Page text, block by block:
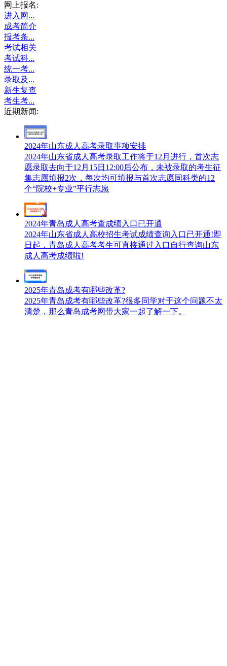
网上报名:
进入网...
成考简介
报考条...
考试相关
考试科...
统一考...
录取及...
新生复查
考生考...
近期新闻:
2024年山东成人高考录取事项安排
2024年山东省成人高考录取工作将于12月进行，首次志
愿录取去向于12月15日12:00后公布，未被录取的考生征
集志愿填报2次，每次均可填报与首次志愿同科类的12
个“院校+专业”平行志愿
2024年青岛成人高考查成绩入口已开通
2024年山东省成人高校招生考试成绩查询入口已开通!即
日起，青岛成人高考考生可直接通过入口自行查询山东
成人高考成绩啦!
2025年青岛成考有哪些改革?
2025年青岛成考有哪些改革?很多同学对于这个问题不太
清楚，那么青岛成考网带大家一起了解一下。